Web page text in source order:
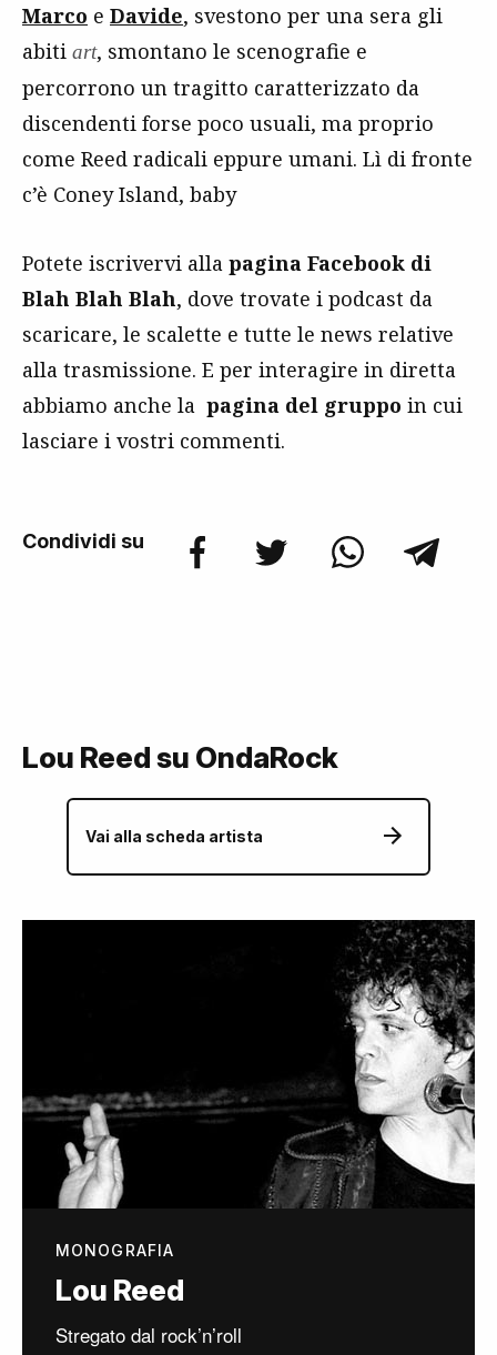
Marco e Davide, svestono per una sera gli
abiti art, smontano le scenografie e
percorrono un tragitto caratterizzato da
discendenti forse poco usuali, ma proprio
come Reed radicali eppure umani. Lì di fronte
c’è Coney Island, baby
Potete iscrivervi alla pagina Facebook di
Blah Blah Blah, dove trovate i podcast da
scaricare, le scalette e tutte le news relative
alla trasmissione. E per interagire in diretta
abbiamo anche la pagina del gruppo in cui
lasciare i vostri commenti.
Condividi su
Lou Reed su OndaRock
Vai alla scheda artista
MONOGRAFIA
Lou Reed
Stregato dal rock’n’roll